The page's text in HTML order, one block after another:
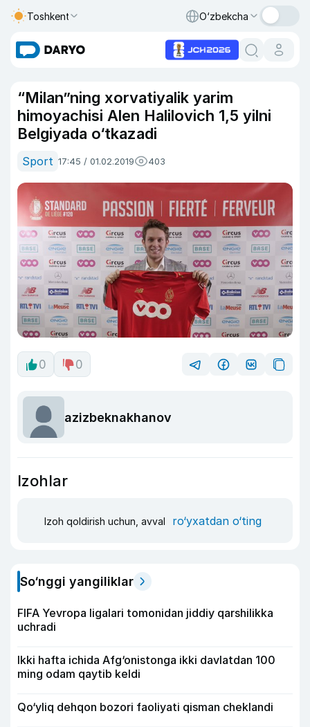
Toshkent O‘zbekcha
“Milan”ning xorvatiyalik yarim
himoyachisi Alen Halilovich 1,5 yilni
Belgiyada o‘tkazadi
Sport 17:45 / 01.02.2019 403
0 0
azizbeknakhanov
Izohlar
Izoh qoldirish uchun, avval ro‘yxatdan o‘ting
So‘nggi yangiliklar
FIFA Yevropa ligalari tomonidan jiddiy qarshilikka
uchradi
Ikki hafta ichida Afg‘onistonga ikki davlatdan 100
ming odam qaytib keldi
Qo‘yliq dehqon bozori faoliyati qisman cheklandi